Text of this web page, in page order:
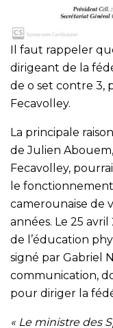
Il faut rappeler
dirigeant de la
de o set contre 3,
Fecavolley.
La principale
de Julien
Fecavolley,
le
camerounaise de
années. Le 25
de l’éducation
signé par Gabriel
communication,
pour diriger la
« Le ministre des